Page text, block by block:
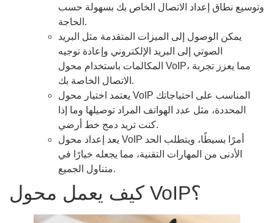
وتوسيع نطاق إعداد الاتصال الخاص بك بسهولة حسب
الحاجة.
يمكن الوصول إلى الميزات المتقدمة مثل البريد
الصوتي إلى البريد الإلكتروني وإعادة توجيه
المكالمات باستخدام محول VoIP، مما يعزز تجربة
الاتصال الخاصة بك.
يعتمد اختيار محول VoIP المناسب على احتياجاتك
المحددة، مثل عدد الهواتف المراد توصيلها وما إذا
كنت تريد دمج خط أرضي.
يعد إعداد محول VoIP أمرًا بسيطًا، ويتطلب الحد
الأدنى من المهارات التقنية، مما يجعله خيارًا في
متناول الجميع.